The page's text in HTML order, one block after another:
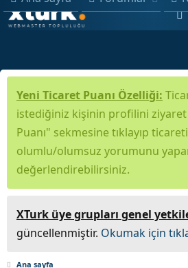
Yeni Ticaret Puanı Özelliği:
istediğiniz kişinin profilini
Puanı" sekmesine tıklayıp
olumlu/olumsuz yorumunu
değerlendirebilirsiniz.
XTurk üye grupları genel
güncellenmiştir. Okumak için
Ana sayfa